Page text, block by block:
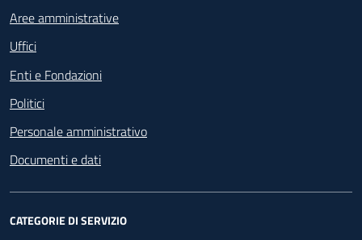
Aree amministrative
Uffici
Enti e Fondazioni
Politici
Personale amministrativo
Documenti e dati
CATEGORIE DI SERVIZIO